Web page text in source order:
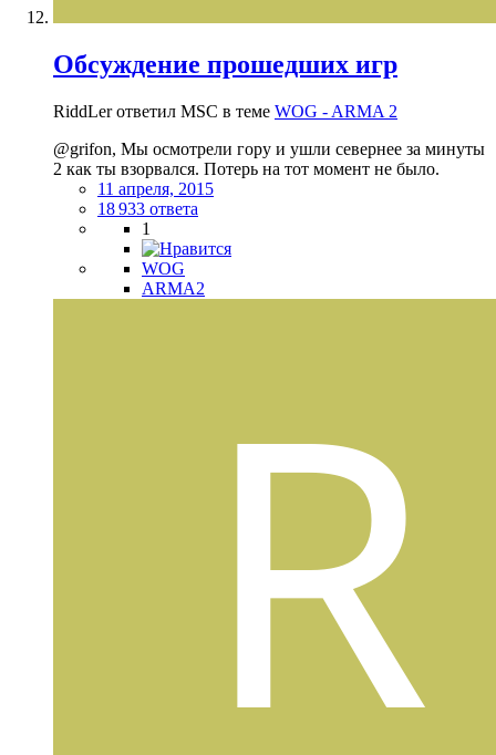
Обсуждение прошедших игр
RiddLer ответил MSC в теме WOG - ARMA 2
@grifon, Мы осмотрели гору и ушли севернее за минуты
2 как ты взорвался. Потерь на тот момент не было.
11 апреля, 2015
18 933 ответа
1
WOG
ARMA2